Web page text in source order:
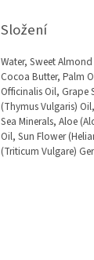
Složení
Water, Sweet
Cocoa Butter, Palm
Officinalis Oil, Grape
(Thymus Vulgaris)
Sea Minerals, Aloe
Oil, Sun Flower
(Triticum Vulgare)